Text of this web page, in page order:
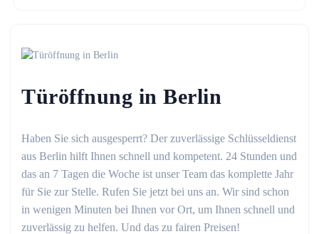
Türöffnung in Berlin
Haben Sie sich ausgesperrt? Der zuverlässige Schlüsseldienst
aus Berlin hilft Ihnen schnell und kompetent. 24 Stunden und
das an 7 Tagen die Woche ist unser Team das komplette Jahr
für Sie zur Stelle. Rufen Sie jetzt bei uns an. Wir sind schon
in wenigen Minuten bei Ihnen vor Ort, um Ihnen schnell und
zuverlässig zu helfen. Und das zu fairen Preisen!